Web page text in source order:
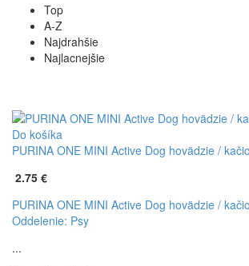
Top
A-Z
Najdrahšie
Najlacnejšie
Do košíka
PURINA ONE MINI Active Dog hovädzie /
2.75 €
PURINA ONE MINI Active Dog hovädzie /
Oddelenie: Psy
...